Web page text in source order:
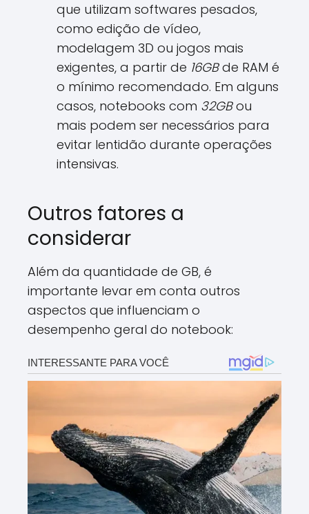
que utilizam softwares pesados,
como edição de vídeo,
modelagem 3D ou jogos mais
exigentes, a partir de 16GBde RAM é
o mínimo recomendado. Em alguns
casos, notebooks com 32GBou
mais podem ser necessários para
evitar lentidão durante operações
intensivas.
Outros fatores a
considerar
Além da quantidade de GB, é
importante levar em conta outros
aspectos que influenciam o
desempenho geral do notebook: